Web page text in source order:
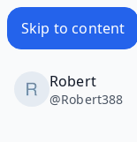
Skip to content
Robert
@Robert388